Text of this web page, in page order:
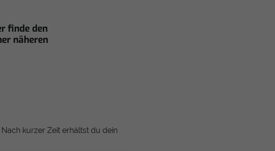
finde den
näheren
kurzer Zeit erhältst du dein